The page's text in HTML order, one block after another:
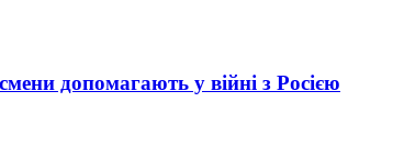
допомагають у війні з Росією